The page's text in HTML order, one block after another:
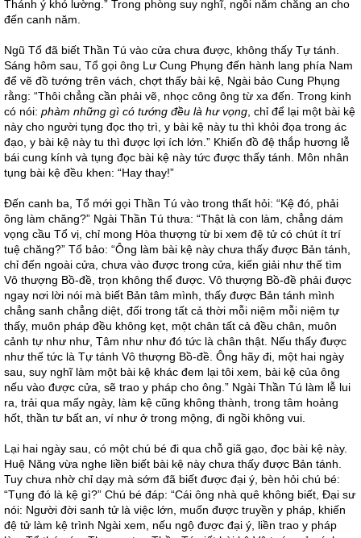
Thánh ý khó lường.” Trong phòng suy nghĩ, ngồi nằm chẳng an cho
đến canh năm.
Ngũ Tổ đã biết Thần Tú vào cửa chưa được, không thấy Tự tánh.
Sáng hôm sau, Tổ gọi ông Lư Cung Phụng đến hành lang phía Nam
để vẽ đồ tướng trên vách, chợt thấy bài kệ, Ngài bảo Cung Phụng
rằng: “Thôi chẳng cần phải vẽ, nhọc công ông từ xa đến. Trong kinh
có nói: phàm những gì có tướng đều là hư vọng , chỉ để lại một bài kệ
này cho người tụng đọc thọ trì, y bài kệ này tu thì khỏi đọa trong ác
đạo, y bài kệ này tu thì được lợi ích lớn.” Khiến đồ đệ thắp hương lễ
bái cung kính và tụng đọc bài kệ này tức được thấy tánh. Môn nhân
tụng bài kệ đều khen: “Hay thay!”
Đến canh ba, Tổ mới gọi Thần Tú vào trong thất hỏi: “Kệ đó, phải
ông làm chăng?” Ngài Thần Tú thưa: “Thật là con làm, chẳng dám
vọng cầu Tổ vị, chỉ mong Hòa thượng từ bi xem đệ tử có chút ít trí
tuệ chăng?” Tổ bảo: “Ông làm bài kệ này chưa thấy được Bản tánh,
chỉ đến ngoài cửa, chưa vào được trong cửa, kiến giải như thế tìm
Vô thượng Bồ-đề, trọn không thể được. Vô thượng Bồ-đề phải được
ngay nơi lời nói mà biết Bản tâm mình, thấy được Bản tánh mình
chẳng sanh chẳng diệt, đối trong tất cả thời mỗi niệm mỗi niệm tự
thấy, muôn pháp đều không kẹt, một chân tất cả đều chân, muôn
cảnh tự như như, Tâm như như đó tức là chân thật. Nếu thấy được
như thế tức là Tự tánh Vô thượng Bồ-đề. Ông hãy đi, một hai ngày
sau, suy nghĩ làm một bài kệ khác đem lại tôi xem, bài kệ của ông
nếu vào được cửa, sẽ trao y pháp cho ông.” Ngài Thần Tú làm lễ lui
ra, trải qua mấy ngày, làm kệ cũng không thành, trong tâm hoảng
hốt, thần tư bất an, ví như ở trong mộng, đi ngồi không vui.
Lại hai ngày sau, có một chú bé đi qua chỗ giã gạo, đọc bài kệ này.
Huệ Năng vừa nghe liền biết bài kệ này chưa thấy được Bản tánh.
Tuy chưa nhờ chỉ dạy mà sớm đã biết được đại ý, bèn hỏi chú bé:
“Tụng đó là kệ gì?” Chú bé đáp: “Cái ông nhà quê không biết, Đại sư
nói: Người đời sanh tử là việc lớn, muốn được truyền y pháp, khiến
đệ tử làm kệ trình Ngài xem, nếu ngộ được đại ý, liền trao y pháp